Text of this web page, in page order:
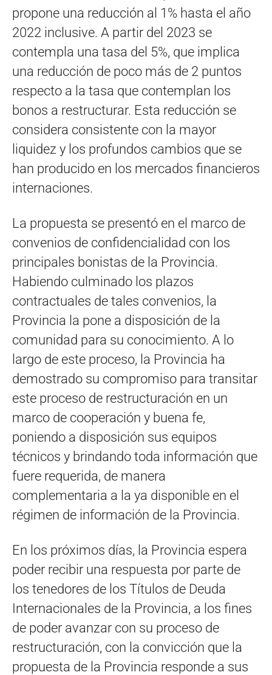
propone una reducción al 1% hasta el año
2022 inclusive. A partir del 2023 se
contempla una tasa del 5%, que implica
una reducción de poco más de 2 puntos
respecto a la tasa que contemplan los
bonos a restructurar. Esta reducción se
considera consistente con la mayor
liquidez y los profundos cambios que se
han producido en los mercados financieros
internaciones.
La propuesta se presentó en el marco de
convenios de confidencialidad con los
principales bonistas de la Provincia.
Habiendo culminado los plazos
contractuales de tales convenios, la
Provincia la pone a disposición de la
comunidad para su conocimiento. A lo
largo de este proceso, la Provincia ha
demostrado su compromiso para transitar
este proceso de restructuración en un
marco de cooperación y buena fe,
poniendo a disposición sus equipos
técnicos y brindando toda información que
fuere requerida, de manera
complementaria a la ya disponible en el
régimen de información de la Provincia.
En los próximos días, la Provincia espera
poder recibir una respuesta por parte de
los tenedores de los Títulos de Deuda
Internacionales de la Provincia, a los fines
de poder avanzar con su proceso de
restructuración, con la convicción que la
propuesta de la Provincia responde a sus